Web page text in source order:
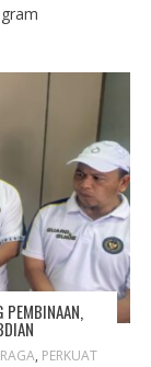
PEMBINAAN,
, PERKUAT